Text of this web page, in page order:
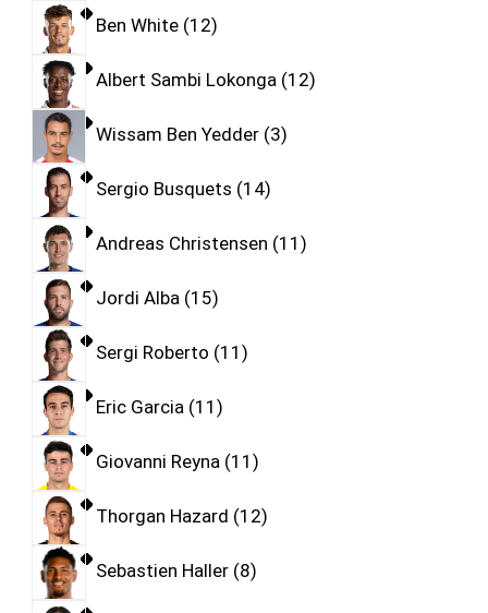
Ben White 12
Albert Sambi Lokonga 12
Wissam Ben Yedder 3
Sergio Busquets 14
Andreas Christensen 11
Jordi Alba 15
Sergi Roberto 11
Eric Garcia 11
Giovanni Reyna 11
Thorgan Hazard 12
Sebastien Haller 8